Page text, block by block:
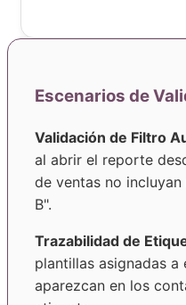
Escenarios de
Validación de Filtro
al abrir el reporte
de ventas no
B".
Trazabilidad de
plantillas asignadas
aparezcan en los